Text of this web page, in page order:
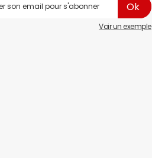
Voir un exemple